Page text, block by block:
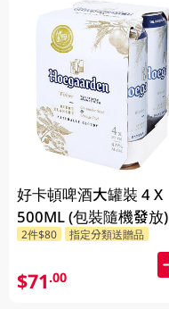
好卡頓啤酒大罐裝 4 X
500ML (包裝隨機發放)
2件$80 指定分類送贈品
$71.00